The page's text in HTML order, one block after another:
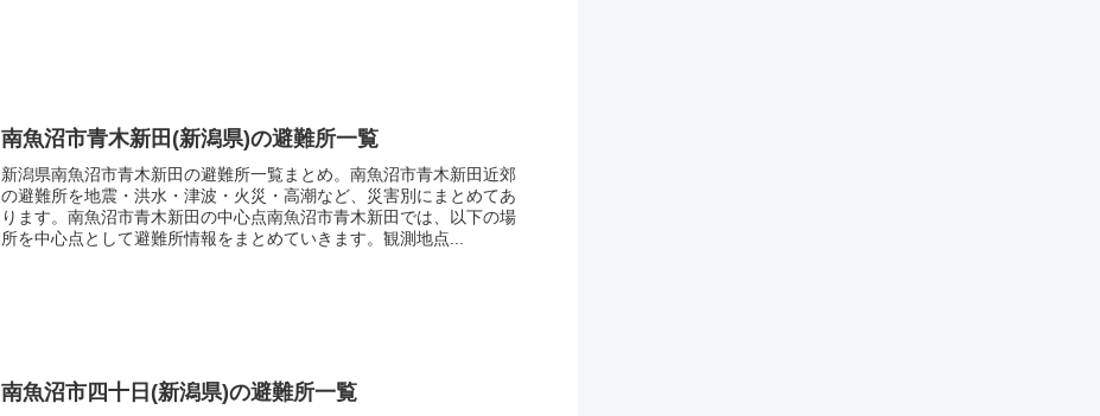
南魚沼市青木新田(新潟県)の避難所一覧
新潟県南魚沼市青木新田の避難所一覧まとめ。南魚沼市青木新田近郊
の避難所を地震・洪水・津波・火災・高潮など、災害別にまとめてあ
ります。南魚沼市青木新田の中心点南魚沼市青木新田では、以下の場
所を中心点として避難所情報をまとめていきます。観測地点...
南魚沼市四十日(新潟県)の避難所一覧